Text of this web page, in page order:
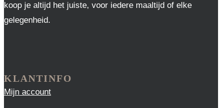
koop je altijd het juiste, voor iedere maaltijd of elke
gelegenheid.
KLANTINFO
Mijn account